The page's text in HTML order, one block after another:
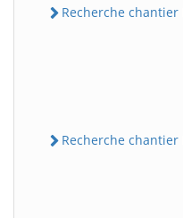
Recherche chantier
Recherche chantier